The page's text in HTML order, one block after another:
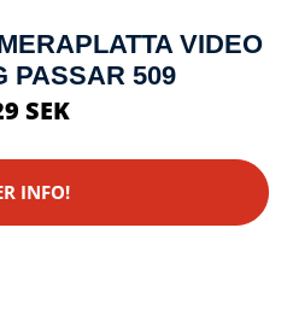
VIDEO
PASSAR 509
SEK
INFO!